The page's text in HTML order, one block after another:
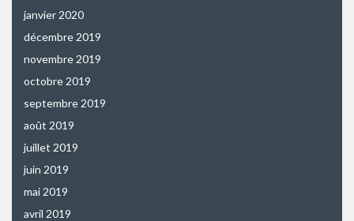
janvier 2020
décembre 2019
novembre 2019
octobre 2019
septembre 2019
août 2019
juillet 2019
juin 2019
mai 2019
avril 2019